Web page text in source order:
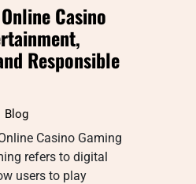
Casino
Responsible
Blog
Casino Gaming
refers to digital
users to play